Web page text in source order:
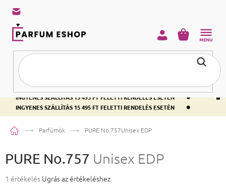
INGYENES SZÁLLÍTÁS 15 495 FT FELETTI RENDELÉS ESETÉN •
INGYENES SZÁLLÍTÁS 15 495 FT FELETTI RENDELÉS ESETÉN •
INGYENES SZÁLLÍTÁS 15 495 FT FELETTI RENDELÉS ESETÉN •
KOSÁR
KezdőlapParfümök PURE No.757Unisex EDP
PURE No.757 Unisex EDP
A termék átlagos értékelése 5-ből 5,0 csillag.
1 értékelés Ugrás az értékeléshez